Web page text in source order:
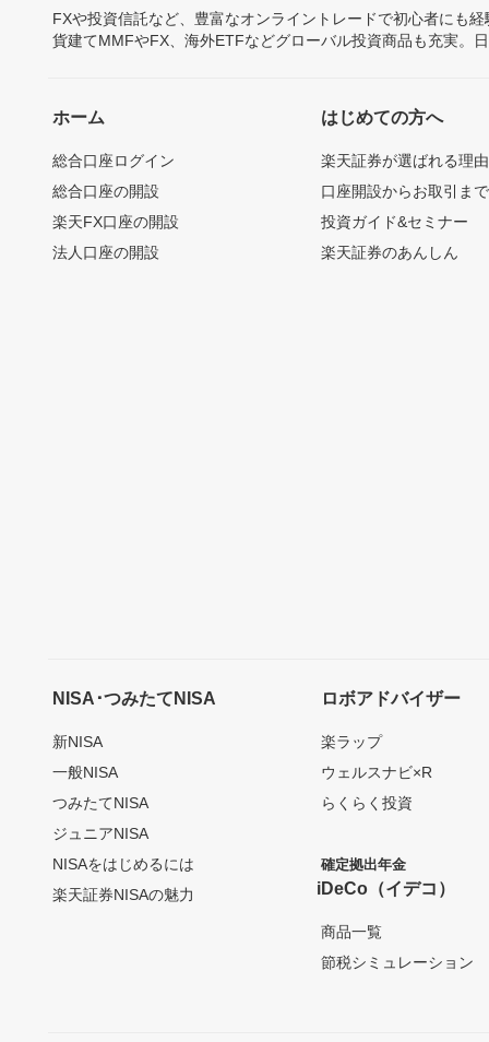
FXや投資信託など、豊富なオンライントレードで初心者にも
貨建てMMFやFX、海外ETFなどグローバル投資商品も充実。
ホーム
総合口座ログイン
総合口座の開設
楽天FX口座の開設
法人口座の開設
はじめての方へ
楽天証券が選ばれる理由
口座開設からお取引ま
投資ガイド&セミナー
楽天証券のあんしん
NISA･つみたてNISA
新NISA
一般NISA
つみたてNISA
ジュニアNISA
NISAをはじめるには
楽天証券NISAの魅力
ロボアドバイザー
楽ラップ
ウェルスナビ×R
らくらく投資
確定拠出年金
iDeCo（イデコ）
商品一覧
節税シミュレーション